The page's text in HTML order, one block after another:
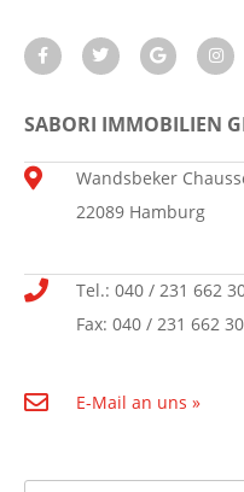
SABORI IMMOBILIEN
Wandsbeker
22089 Hamburg
Tel.: 040 / 231 662
Fax: 040 / 231 662
E-Mail an uns »